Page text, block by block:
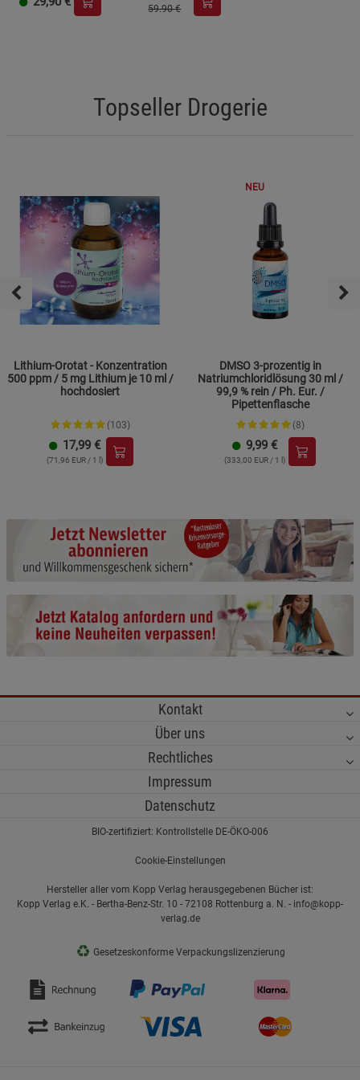
59.90 €
Topseller Drogerie
Lithium-Orotat - Konzentration
500 ppm / 5 mg Lithium je 10 ml /
hochdosiert
(103)
17,99 €
(71,96 EUR / 1 l)
NEU
DMSO 3-prozentig in
Natriumchloridlösung 30 ml /
99,9 % rein / Ph. Eur. /
Pipettenflasche
(8)
9,99 €
(333,00 EUR / 1 l)
Kontakt
Über uns
Rechtliches
Impressum
Datenschutz
BIO-zertifiziert: Kontrollstelle DE-ÖKO-006
Cookie-Einstellungen
Hersteller aller vom Kopp Verlag herausgegebenen Bücher ist:
Kopp Verlag e.K. - Bertha-Benz-Str. 10 - 72108 Rottenburg a. N. - info@kopp-
verlag.de
♻ Gesetzeskonforme Verpackungslizenzierung
Beschreibung Funktionale Cookies
Beschreibung Statistik Cookies
Beschreibung Marketing Cookies
Cookie-Informationen
Datenschutzerklärung